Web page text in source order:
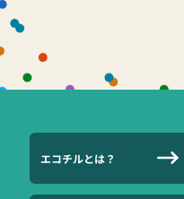
エコチルとは？